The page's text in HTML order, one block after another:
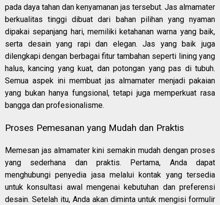
pada daya tahan dan kenyamanan jas tersebut. Jas almamater
berkualitas tinggi dibuat dari bahan pilihan yang nyaman
dipakai sepanjang hari, memiliki ketahanan warna yang baik,
serta desain yang rapi dan elegan. Jas yang baik juga
dilengkapi dengan berbagai fitur tambahan seperti lining yang
halus, kancing yang kuat, dan potongan yang pas di tubuh.
Semua aspek ini membuat jas almamater menjadi pakaian
yang bukan hanya fungsional, tetapi juga memperkuat rasa
bangga dan profesionalisme.
Proses Pemesanan yang Mudah dan Praktis
Memesan jas almamater kini semakin mudah dengan proses
yang sederhana dan praktis. Pertama, Anda dapat
menghubungi penyedia jasa melalui kontak yang tersedia
untuk konsultasi awal mengenai kebutuhan dan preferensi
desain. Setelah itu, Anda akan diminta untuk mengisi formulir